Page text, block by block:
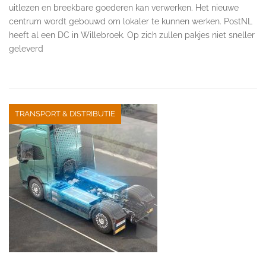
uitlezen en breekbare goederen kan verwerken. Het nieuwe
centrum wordt gebouwd om lokaler te kunnen werken. PostNL
heeft al een DC in Willebroek. Op zich zullen pakjes niet sneller
geleverd
TRANSPORT & DISTRIBUTIE